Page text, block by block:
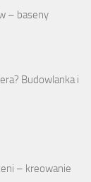
– baseny
Budowlanka i
– kreowanie